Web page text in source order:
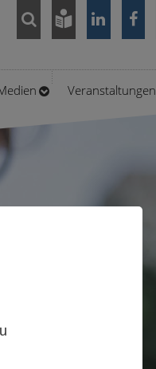
Veranstaltungen